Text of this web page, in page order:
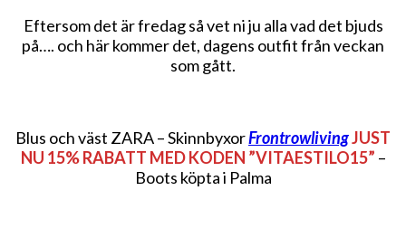
Eftersom det är fredag så vet ni ju alla vad det bjuds
på…. och här kommer det, dagens outfit från veckan
som gått.
Blus och väst ZARA – SkinnbyxorFrontrowlivingJUST
NU 15% RABATT MED KODEN ”VITAESTILO15” –
Boots köpta i Palma